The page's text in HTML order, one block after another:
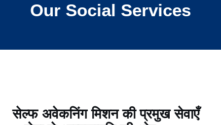
Our Social Services
सेल्फ अवेकनिंग मिशन की प्रमुख सेवाएँ